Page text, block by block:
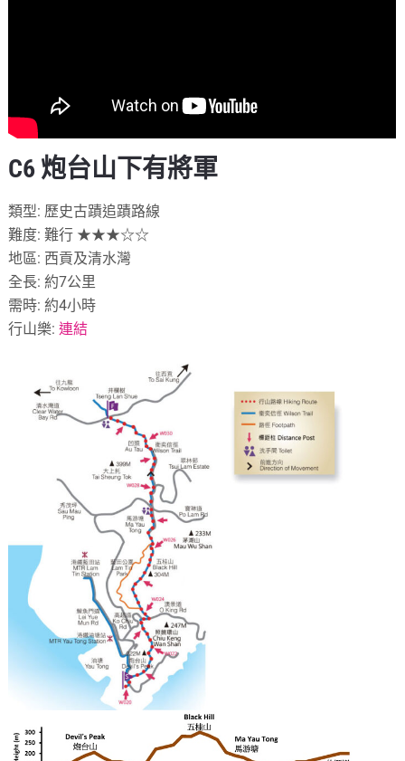
C6 炮台山下有將軍
類型: 歷史古蹟追蹟路線
難度: 難行 ★★★☆☆
地區: 西貢及清水灣
全長: 約7公里
需時: 約4小時
行山樂:連結